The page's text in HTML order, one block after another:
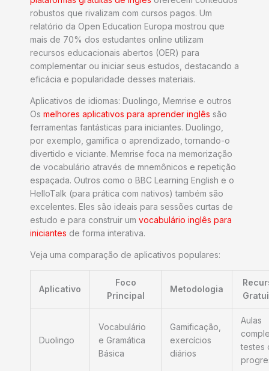
robustos que rivalizam com cursos pagos. Um
relatório da Open Education Europa mostrou que
mais de 70% dos estudantes online utilizam
recursos educacionais abertos (OER) para
complementar ou iniciar seus estudos, destacando a
eficácia e popularidade desses materiais.
Aplicativos de idiomas: Duolingo, Memrise e outros
Os melhores aplicativos para aprender inglês são
ferramentas fantásticas para iniciantes. Duolingo,
por exemplo, gamifica o aprendizado, tornando-o
divertido e viciante. Memrise foca na memorização
de vocabulário através de mnemônicos e repetição
espaçada. Outros como o BBC Learning English e o
HelloTalk (para prática com nativos) também são
excelentes. Eles são ideais para sessões curtas de
estudo e para construir um vocabulário inglês para
iniciantes de forma interativa.
Veja uma comparação de aplicativos populares:
Aplicativo
Foco
Principal
Metodologia
Duolingo
Vocabulário
e Gramática
Básica
Gamificação,
exercícios
diários
Aulas
testes